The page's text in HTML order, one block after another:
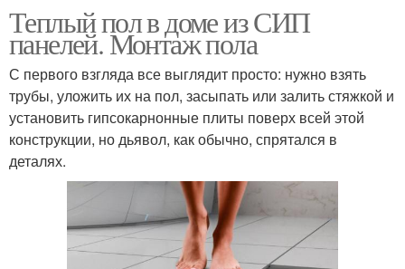
Теплый пол в доме из СИП
панелей. Монтаж пола
С первого взгляда все выглядит просто: нужно взять
трубы, уложить их на пол, засыпать или залить стяжкой и
установить гипсокарнонные плиты поверх всей этой
конструкции, но дьявол, как обычно, спрятался в
деталях.